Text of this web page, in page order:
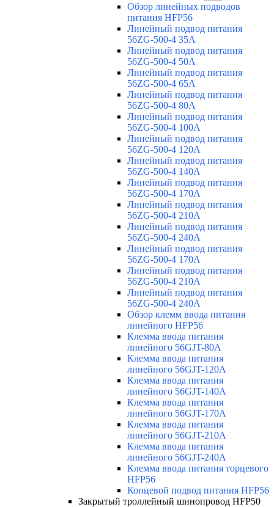
Обзор линейных подводов
питания HFP56
Линейный подвод питания
56ZG-500-4 35A
Линейный подвод питания
56ZG-500-4 50A
Линейный подвод питания
56ZG-500-4 65A
Линейный подвод питания
56ZG-500-4 80A
Линейный подвод питания
56ZG-500-4 100A
Линейный подвод питания
56ZG-500-4 120A
Линейный подвод питания
56ZG-500-4 140A
Линейный подвод питания
56ZG-500-4 170A
Линейный подвод питания
56ZG-500-4 210A
Линейный подвод питания
56ZG-500-4 240A
Линейный подвод питания
56ZG-500-4 170A
Линейный подвод питания
56ZG-500-4 210A
Линейный подвод питания
56ZG-500-4 240A
Обзор клемм ввода питания
линейного HFP56
Клемма ввода питания
линейного 56GJT-80A
Клемма ввода питания
линейного 56GJT-120A
Клемма ввода питания
линейного 56GJT-140A
Клемма ввода питания
линейного 56GJT-170A
Клемма ввода питания
линейного 56GJT-210A
Клемма ввода питания
линейного 56GJT-240A
Клемма ввода питания торцевого
HFP56
Концевой подвод питания HFP56
Закрытый троллейный шинопровод HFP50